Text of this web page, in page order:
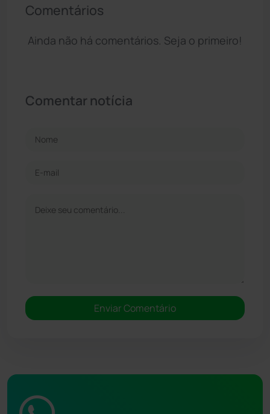
Comentários
Ainda não há comentários. Seja o primeiro!
Comentar notícia